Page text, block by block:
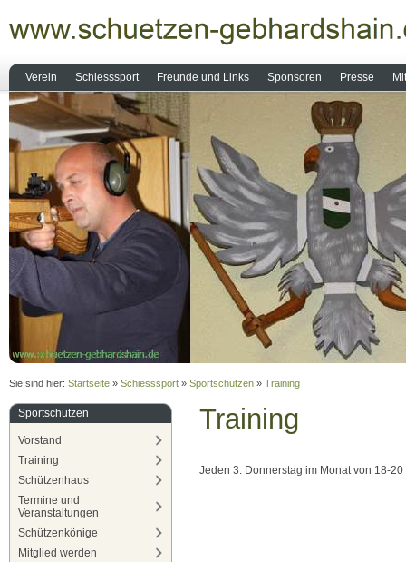
Verein Schiesssport Freunde und Links Sponsoren Presse
Sie sind hier: Startseite » Schiesssport » Sportschützen » Training
Sportschützen
Vorstand
Training
Schützenhaus
Termine und
Veranstaltungen
Schützenkönige
Mitglied werden
Training
Jeden 3. Donnerstag im Monat von 18-20